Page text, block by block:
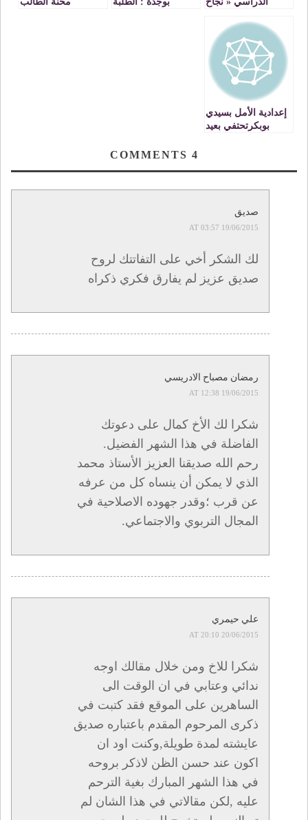
رهين بقانون أساسي
يضمن الحقوق
والكرامة للموظفين
بالتعليم العالي » 25
مايو 2012
إعدادية الأمل بسيدي
بوبكرتحتفي بعيد
4
صديق
19/06/2015 AT 03:57
لك الشكر أخي على التفاتتك لروح
صديق عزيز لم يفارق فكري ذكراه
رمضان مصباح الادريسي
19/06/2015 AT 12:38
شكرا لك الأخ كمال على دعوتك
الفاضلة في هذا الشهر الفضيل.
رحم الله صديقنا العزيز الأستاذ محمد
الذي لا يمكن أن ينساه كل من عرفه
عن قرب ؛وقدر جهوده الاصلاحية في
المجال التربوي والاجتماعي.
علي حيمري
20/06/2015 AT 20:10
شكرا للاخ ومن خلال مقالك اوجه
ندائي وعتابي في ان الوقت الى
الساهرين على الموقع فقد كتبت في
ذكرى المرحوم المقدم باعتباره صديق
عايشته لمدة طويلة,وكنت اود ان
اكون عند حسن الظن لاذكر بروحه
في هذا الشهر المبارك بغية الترحم
عليه ,لكن مقالاتي في هذا الشان لم